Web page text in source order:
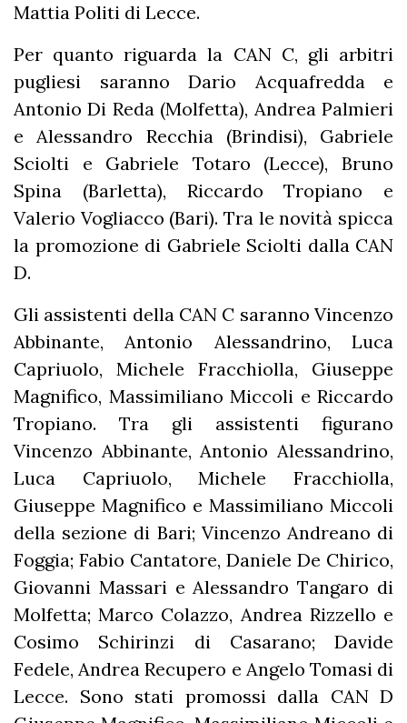
Mattia Politi di Lecce.
Per quanto riguarda la CAN C, gli arbitri
pugliesi saranno Dario Acquafredda e
Antonio Di Reda (Molfetta), Andrea Palmieri
e Alessandro Recchia (Brindisi), Gabriele
Sciolti e Gabriele Totaro (Lecce), Bruno
Spina (Barletta), Riccardo Tropiano e
Valerio Vogliacco (Bari). Tra le novità spicca
la promozione di Gabriele Sciolti dalla CAN
D.
Gli assistenti della CAN C saranno Vincenzo
Abbinante, Antonio Alessandrino, Luca
Capriuolo, Michele Fracchiolla, Giuseppe
Magnifico, Massimiliano Miccoli e Riccardo
Tropiano. Tra gli assistenti figurano
Vincenzo Abbinante, Antonio Alessandrino,
Luca Capriuolo, Michele Fracchiolla,
Giuseppe Magnifico e Massimiliano Miccoli
della sezione di Bari; Vincenzo Andreano di
Foggia; Fabio Cantatore, Daniele De Chirico,
Giovanni Massari e Alessandro Tangaro di
Molfetta; Marco Colazzo, Andrea Rizzello e
Cosimo Schirinzi di Casarano; Davide
Fedele, Andrea Recupero e Angelo Tomasi di
Lecce. Sono stati promossi dalla CAN D